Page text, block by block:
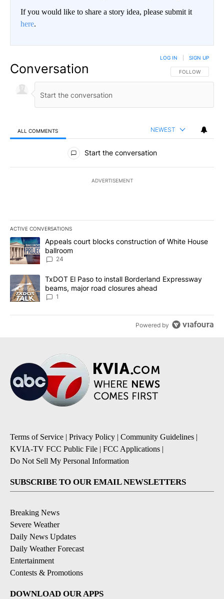
If you would like to share a story idea, please submit it
here.
Conversation FOLLOW THIS
FOLLOW
LOG IN SIGN UP
ALL COMMENTS NEWEST
All Comments
Start the conversation
ADVERTISEMENT
ACTIVE CONVERSATIONS
The following is a list of the most commented articles in the last
A trending article titled "Appeals court blocks construction of
Appeals court blocks construction of White House
ballroom
24
A trending article titled "TxDOT El Paso to install Borderland
TxDOT El Paso to install Borderland Expressway
beams, major road closures ahead
1
Powered by
Terms of Service | Privacy Policy | Community Guidelines |
KVIA-TV FCC Public File | FCC Applications |
Do Not Sell My Personal Information
SUBSCRIBE TO OUR EMAIL NEWSLETTERS
Breaking News
Severe Weather
Daily News Updates
Daily Weather Forecast
Entertainment
Contests & Promotions
DOWNLOAD OUR APPS